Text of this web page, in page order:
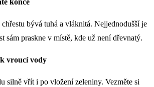
chřestu bývá tuhá a vláknitá. Nejjednodušší je
sám praskne v místě, kde už není dřevnatý.
vroucí vody
silně vřít i po vložení zeleniny. Vezměte si